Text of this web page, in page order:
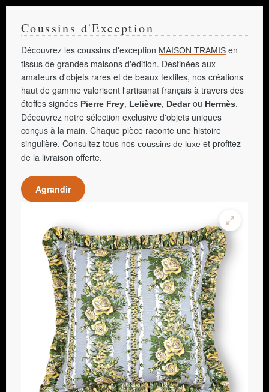
Coussins d'Exception
Découvrez les coussins d'exception MAISON TRAMIS en
tissus de grandes maisons d'édition. Destinées aux
amateurs d'objets rares et de beaux textiles, nos créations
haut de gamme valorisent l'artisanat français à travers des
étoffes signées Pierre Frey, Lelièvre, Dedarou Hermès.
Découvrez notre sélection exclusive d'objets uniques
conçus à la main. Chaque pièce raconte une histoire
singulière. Consultez tous nos coussins de luxe et profitez
de la livraison offerte.
Agrandir